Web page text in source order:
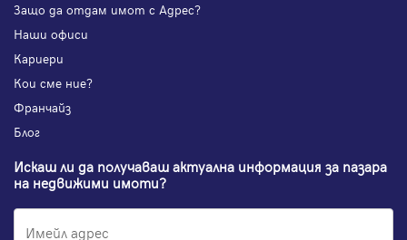
Защо да отдам имот с Адрес?
Наши офиси
Кариери
Кои сме ние?
Франчайз
Блог
Искаш ли да получаваш актуална информация за пазара
на недвижими имоти?